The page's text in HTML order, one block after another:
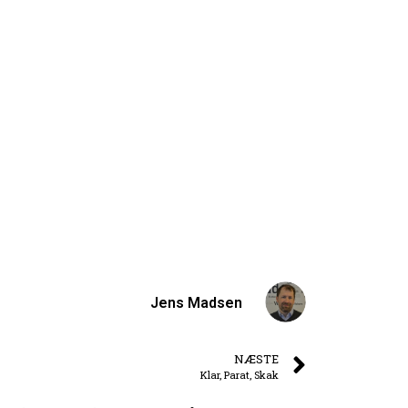
Jens Madsen
NÆSTE
Klar, Parat, Skak